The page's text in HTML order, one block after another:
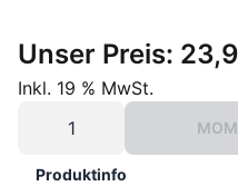
Unser Preis:
Inkl. 19 % MwSt.
Produktinfo